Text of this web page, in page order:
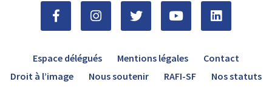
Espace délégués Mentions légales
Contact
Droit à l’image
Nous soutenir RAFI-SF Nos statuts